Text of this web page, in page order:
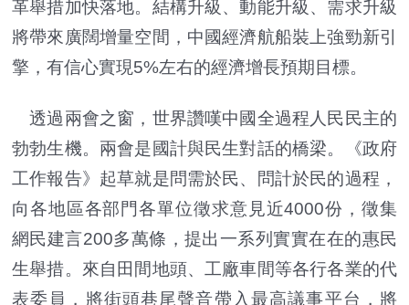
革舉措加快落地。結構升級、動能升級、需求升級
將帶來廣闊增量空間，中國經濟航船裝上強勁新引
擎，有信心實現5%左右的經濟增長預期目標。
透過兩會之窗，世界讚嘆中國全過程人民民主的
勃勃生機。兩會是國計與民生對話的橋梁。《政府
工作報告》起草就是問需於民、問計於民的過程，
向各地區各部門各單位徵求意見近4000份，徵集
網民建言200多萬條，提出一系列實實在在的惠民
生舉措。來自田間地頭、工廠車間等各行各業的代
表委員，將街頭巷尾聲音帶入最高議事平台，將